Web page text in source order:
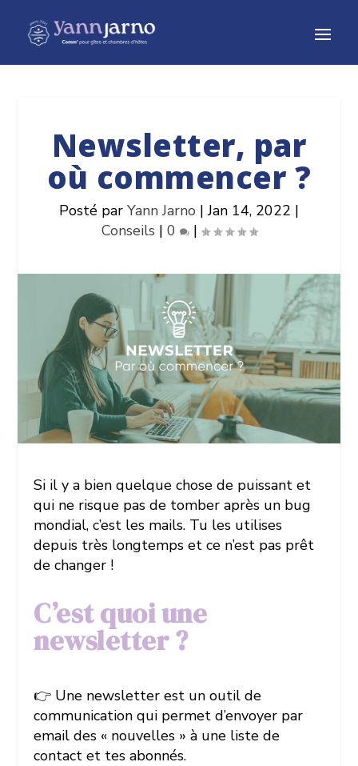
Newsletter, par
où commencer ?
Posté par Yann Jarno |Jan 14, 2022 |
Conseils | 0 |
Si il y a bien quelque chose de puissant et
qui ne risque pas de tomber après un bug
mondial, c’est les mails. Tu les utilises
depuis très longtemps et ce n’est pas prêt
de changer !
C’est quoi une
newsletter ?
👉 Une newsletter est un outil de
communication qui permet d’envoyer par
email des « nouvelles » à une liste de
contact et tes abonnés.